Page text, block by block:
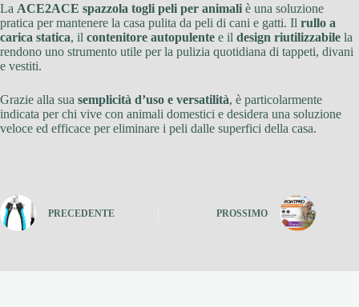
La ACE2ACE spazzola togli peli per animali è una soluzione
pratica per mantenere la casa pulita da peli di cani e gatti. Il rullo a
carica statica, il contenitore autopulente e il design riutilizzabile la
rendono uno strumento utile per la pulizia quotidiana di tappeti, divani
e vestiti.
Grazie alla sua semplicità d’uso e versatilità, è particolarmente
indicata per chi vive con animali domestici e desidera una soluzione
veloce ed efficace per eliminare i peli dalle superfici della casa.
PRECEDENTE PROSSIMO